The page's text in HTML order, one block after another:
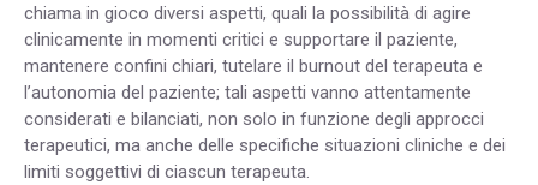
chiama in gioco diversi aspetti, quali la possibilità di agire
clinicamente in momenti critici e supportare il paziente,
mantenere confini chiari, tutelare il burnout del terapeuta e
l’autonomia del paziente; tali aspetti vanno attentamente
considerati e bilanciati, non solo in funzione degli approcci
terapeutici, ma anche delle specifiche situazioni cliniche e dei
limiti soggettivi di ciascun terapeuta.